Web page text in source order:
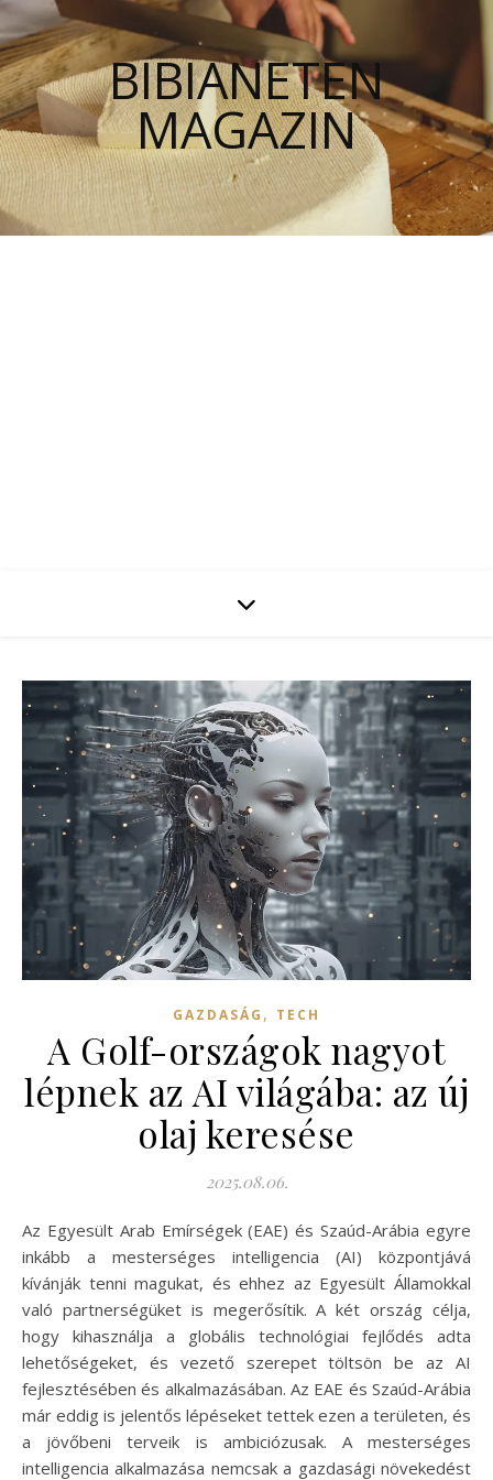
BIBIANETEN
MAGAZIN
GAZDASÁG , TECH
A Golf-országok nagyot
lépnek az AI világába: az új
olaj keresése
2025.08.06.
Az Egyesült Arab Emírségek (EAE) és Szaúd-Arábia egyre
inkább a mesterséges intelligencia (AI) központjává
kívánják tenni magukat, és ehhez az Egyesült Államokkal
való partnerségüket is megerősítik. A két ország célja,
hogy kihasználja a globális technológiai fejlődés adta
lehetőségeket, és vezető szerepet töltsön be az AI
fejlesztésében és alkalmazásában. Az EAE és Szaúd-Arábia
már eddig is jelentős lépéseket tettek ezen a területen, és
a jövőbeni terveik is ambiciózusak. A mesterséges
intelligencia alkalmazása nemcsak a gazdasági növekedést